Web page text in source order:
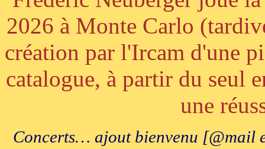
2026 à Monte Carlo
création par l'Ircam d'une
catalogue, à partir du seul
une
Concerts… ajout bienvenu [@mail